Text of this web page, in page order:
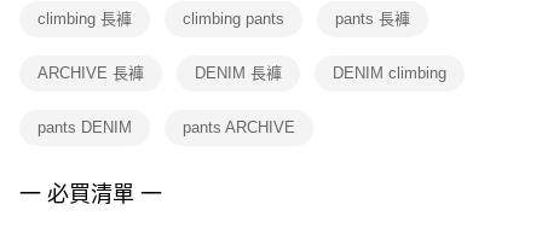
客戶支援中心」https://netprotections.freshdesk.com/support/home
１．透過由恩沛科技股份有限公司提供之「AFTEE先享後付」服務完成之交
權轉讓予恩沛科技股份有限公司。
３．未成年的使用者請事先徵得法定代理人或監護人之同意方可使用
「AFTEE先享後付」，若未經同意申辦者引起之損失，本公司不負相關責
climbing 長褲 climbing pants pants 長褲
ARCHIVE 長褲 DENIM 長褲 DENIM climbing
pants DENIM pants ARCHIVE
一 必買清單 一